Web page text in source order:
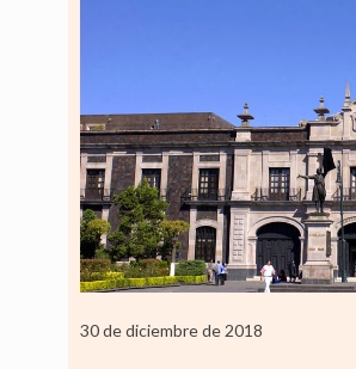
30 de diciembre de 2018